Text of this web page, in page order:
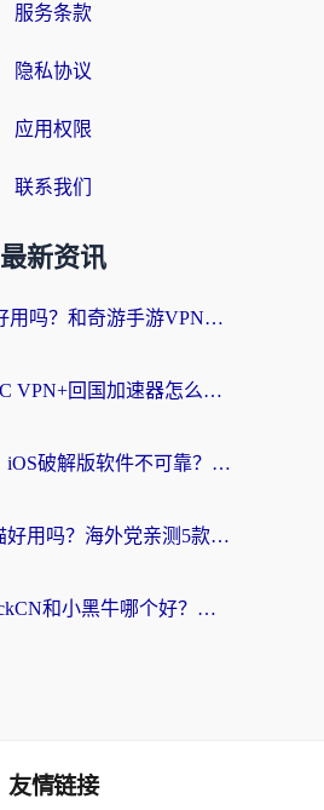
服务条款
隐私协议
应用权限
联系我们
最新资讯
ChickCN VPN好用吗？和奇游手游VPN对比哪个回国效果更好？海外党亲测实用指南
海外党必看：PC VPN+回国加速器怎么选？无缝访问国内资源全攻略
海外党别踩坑！iOS破解版软件不可靠？教你选对回国加速器无缝看国内资源
雷神手游和快喵好用吗？海外党亲测5款回国加速器，附斧牛Bling对比+微信视频号解决办法
海外党纠结ChickCN和小黑牛哪个好？一篇帮你选对回国加速器的实用指南
友情链接